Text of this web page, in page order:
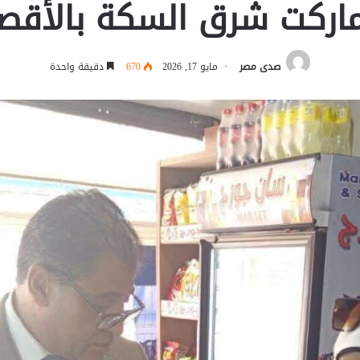
شرق السكة
صدى مصر مايو 17, 2026 670 دقيقة واحدة